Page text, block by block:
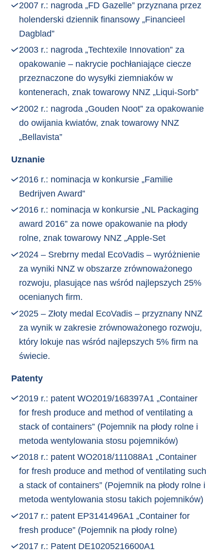
2007 r.: nagroda „FD Gazelle” przyznana przez
holenderski dziennik finansowy „Financieel
Dagblad”
2003 r.: nagroda „Techtexile Innovation” za
opakowanie – nakrycie pochłaniające ciecze
przeznaczone do wysyłki ziemniaków w
kontenerach, znak towarowy NNZ „Liqui-Sorb”
2002 r.: nagroda „Gouden Noot” za opakowanie
do owijania kwiatów, znak towarowy NNZ
„Bellavista”
Uznanie
2016 r.: nominacja w konkursie „Familie
Bedrijven Award”
2016 r.: nominacja w konkursie „NL Packaging
award 2016” za nowe opakowanie na płody
rolne, znak towarowy NNZ „Apple-Set
2024 – Srebrny medal EcoVadis – wyróżnienie
za wyniki NNZ w obszarze zrównoważonego
rozwoju, plasujące nas wśród najlepszych 25%
ocenianych firm.
2025 – Złoty medal EcoVadis – przyznany NNZ
za wynik w zakresie zrównoważonego rozwoju,
który lokuje nas wśród najlepszych 5% firm na
świecie.
Patenty
2019 r.: patent WO2019/168397A1 „Container
for fresh produce and method of ventilating a
stack of containers” (Pojemnik na płody rolne i
metoda wentylowania stosu pojemników)
2018 r.: patent WO2018/111088A1 „Container
for fresh produce and method of ventilating such
a stack of containers” (Pojemnik na płody rolne i
metoda wentylowania stosu takich pojemników)
2017 r.: patent EP3141496A1 „Container for
fresh produce” (Pojemnik na płody rolne)
2017 r.: Patent DE10205216600A1